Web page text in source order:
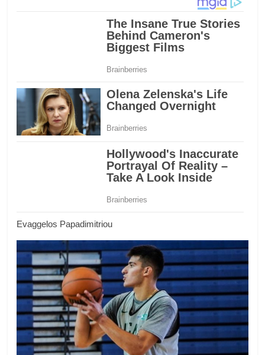
Evaggelos Papadimitriou